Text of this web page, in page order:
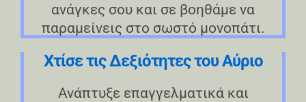
ανάγκες σου και σε βοηθάμε να
παραμείνεις στο σωστό μονοπάτι.
Χτίσε τις Δεξιότητες του Αύριο
Ανάπτυξε επαγγελματικά και